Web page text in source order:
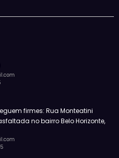
firmes: Rua Monteatini
no bairro Belo Horizonte,